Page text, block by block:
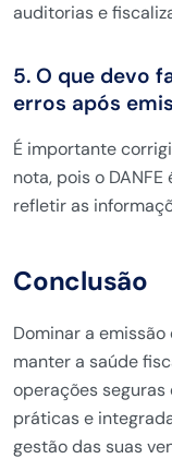
auditorias e
5. O que devo
erros após
É importante
nota, pois o
refletir as
Conclusão
Dominar a emissão
manter a saúde
operações
práticas e
gestão das suas